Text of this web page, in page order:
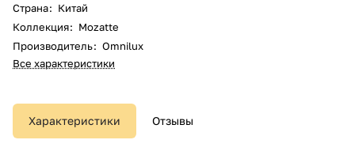
Страна: Китай
Коллекция: Mozatte
Производитель: Omnilux
Все характеристики
Характеристики Отзывы